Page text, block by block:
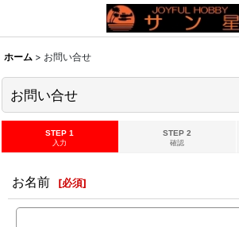
ホーム > お問い合せ
お問い合せ
STEP 1
入力
STEP 2
確認
お名前 [必須]